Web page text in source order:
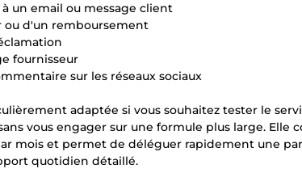
un email ou message client
ou d'un remboursement
fournisseur
sur les réseaux sociaux
adaptée si vous souhaitez tester le
vous engager sur une formule plus large.
mois et permet de déléguer rapidement une
quotidien détaillé.